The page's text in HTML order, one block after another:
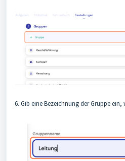
6. Gib eine Bezeichnung der Gruppe ein,